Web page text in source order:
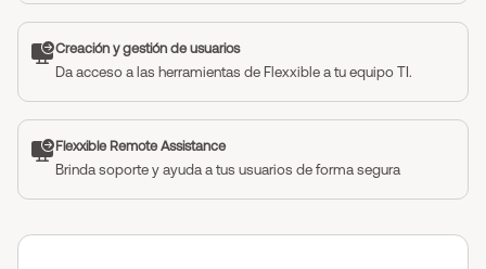
Creación y gestión de usuarios
Da acceso a las herramientas de Flexxible a tu equipo TI.
Flexxible Remote Assistance
Brinda soporte y ayuda a tus usuarios de forma segura